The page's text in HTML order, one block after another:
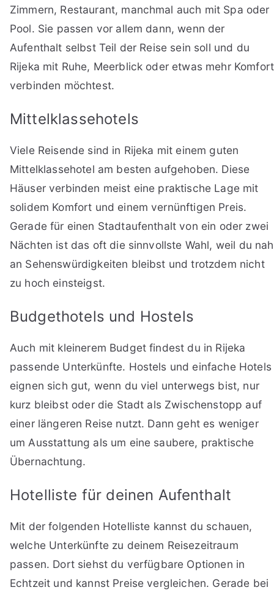
Zimmern, Restaurant, manchmal auch mit Spa oder
Pool. Sie passen vor allem dann, wenn der
Aufenthalt selbst Teil der Reise sein soll und du
Rijeka mit Ruhe, Meerblick oder etwas mehr Komfort
verbinden möchtest.
Mittelklassehotels
Viele Reisende sind in Rijeka mit einem guten
Mittelklassehotel am besten aufgehoben. Diese
Häuser verbinden meist eine praktische Lage mit
solidem Komfort und einem vernünftigen Preis.
Gerade für einen Stadtaufenthalt von ein oder zwei
Nächten ist das oft die sinnvollste Wahl, weil du nah
an Sehenswürdigkeiten bleibst und trotzdem nicht
zu hoch einsteigst.
Budgethotels und Hostels
Auch mit kleinerem Budget findest du in Rijeka
passende Unterkünfte. Hostels und einfache Hotels
eignen sich gut, wenn du viel unterwegs bist, nur
kurz bleibst oder die Stadt als Zwischenstopp auf
einer längeren Reise nutzt. Dann geht es weniger
um Ausstattung als um eine saubere, praktische
Übernachtung.
Hotelliste für deinen Aufenthalt
Mit der folgenden Hotelliste kannst du schauen,
welche Unterkünfte zu deinem Reisezeitraum
passen. Dort siehst du verfügbare Optionen in
Echtzeit und kannst Preise vergleichen. Gerade bei